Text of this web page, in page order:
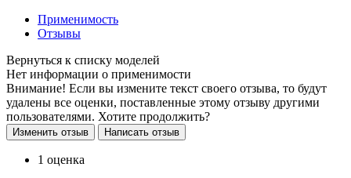
Применимость
Отзывы
Нет информации о применимости
Внимание! Если вы измените текст своего отзыва, то будут
удалены все оценки, поставленные этому отзыву другими
пользователями. Хотите продолжить?
1 оценка